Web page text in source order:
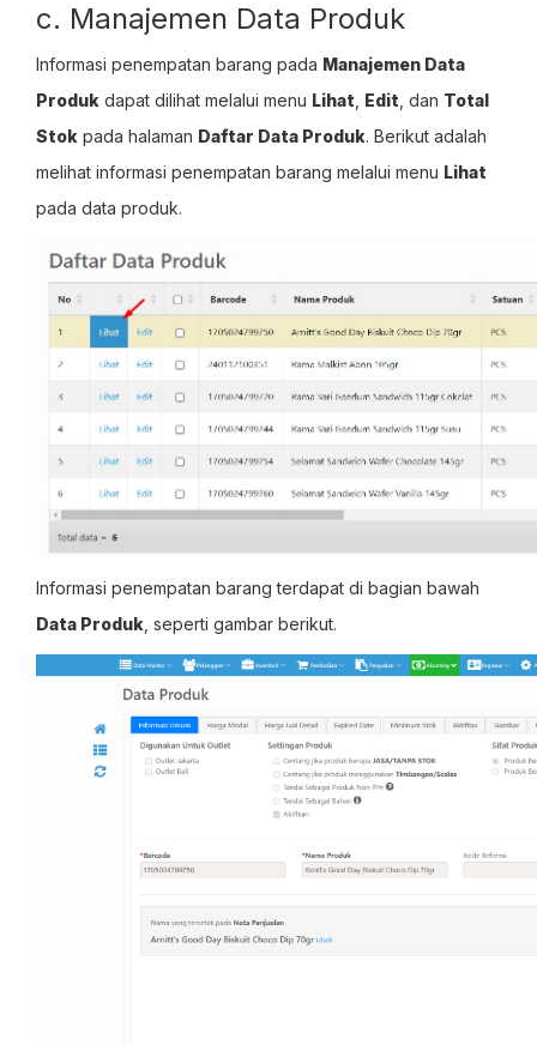
c. Manajemen Data Produk
Informasi penempatan barang pada Manajemen Data
Produk dapat dilihat melalui menu Lihat Edit , dan Total
Stok pada halaman Daftar Data Produk. Berikut adalah
melihat informasi penempatan barang melalui menu Lihat
pada data produk.
Informasi penempatan barang terdapat di bagian bawah
Data Produk , seperti gambar berikut.